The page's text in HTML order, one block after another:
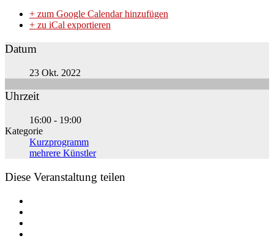
+ zum Google Calendar hinzufügen
+ zu iCal exportieren
Datum
23 Okt. 2022
Uhrzeit
16:00 - 19:00
Kategorie
Kurzprogramm
mehrere Künstler
Diese Veranstaltung teilen